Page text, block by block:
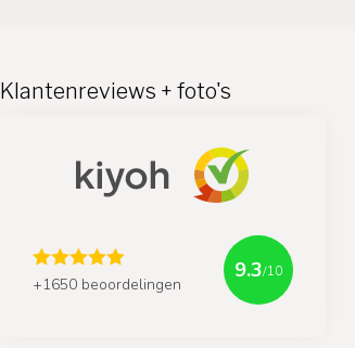
Klantenreviews + foto's
+1650 beoordelingen
9.3/10